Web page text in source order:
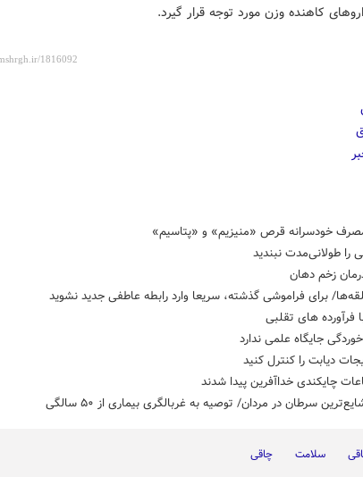
کاهنده وزن مورد توجه قرار گیرد.
خودسرانه قرص «منیزیم» و «پتاسیم»
را طولانی‌مدت نبندید
زخم دهان
برای فراموشی گذشته، سریعا وارد رابطه عاطفی جدید نشوید
فرآورده های تقلبی
جایگاه علمی ندارد
دیابت را کنترل کنید
سرطان در مردان/ توصیه به غربالگری بیماری از ۵۰ سالگی
سلامت چاقی